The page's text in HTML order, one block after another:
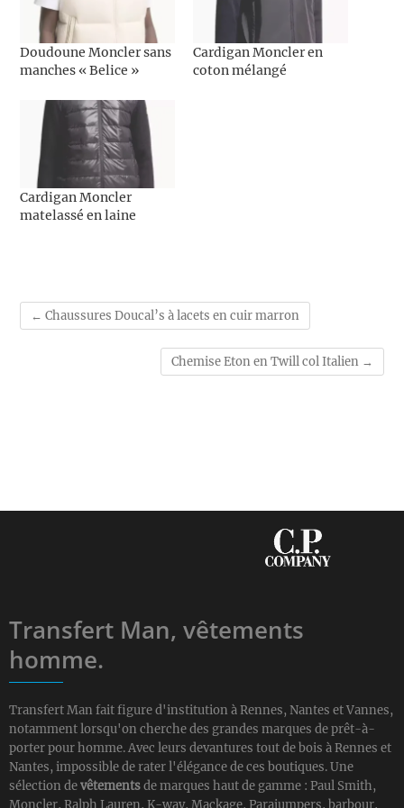
Doudoune Moncler sans
manches « Belice »
Cardigan Moncler en
coton mélangé
Cardigan Moncler
matelassé en laine
← Chaussures Doucal’s à lacets en cuir marron
Chemise Eton en Twill col Italien →
Transfert Man, vêtements
homme.
Transfert Man fait figure d'institution à Rennes, Nantes et Vannes,
notamment lorsqu'on cherche des grandes marques de prêt-à-
porter pour homme. Avec leurs devantures tout de bois à Rennes et
Nantes, impossible de rater l'élégance de ces boutiques. Une
sélection devêtementsde marques haut de gamme : Paul Smith,
Moncler, Ralph Lauren, K-way, Mackage, Parajumpers, barbour,